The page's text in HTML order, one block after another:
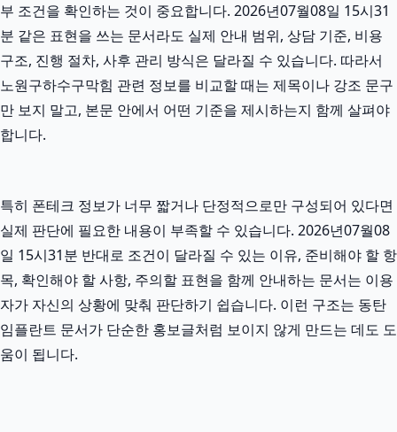
부 조건을 확인하는 것이 중요합니다. 2026년07월08일 15시31
분 같은 표현을 쓰는 문서라도 실제 안내 범위, 상담 기준, 비용
구조, 진행 절차, 사후 관리 방식은 달라질 수 있습니다. 따라서
노원구하수구막힘 관련 정보를 비교할 때는 제목이나 강조 문구
만 보지 말고, 본문 안에서 어떤 기준을 제시하는지 함께 살펴야
합니다.
특히 폰테크 정보가 너무 짧거나 단정적으로만 구성되어 있다면
실제 판단에 필요한 내용이 부족할 수 있습니다. 2026년07월08
일 15시31분 반대로 조건이 달라질 수 있는 이유, 준비해야 할 항
목, 확인해야 할 사항, 주의할 표현을 함께 안내하는 문서는 이용
자가 자신의 상황에 맞춰 판단하기 쉽습니다. 이런 구조는 동탄
임플란트 문서가 단순한 홍보글처럼 보이지 않게 만드는 데도 도
움이 됩니다.